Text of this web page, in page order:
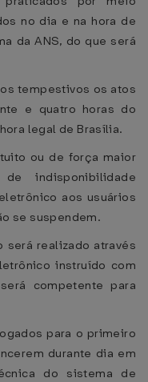
no dia e na hora de
da ANS, do que será
tempestivos os atos
e quatro horas do
legal de Brasília.
ou de força maior
indisponibilidade
aos usuários
se suspendem.
será realizado através
instruído com
competente para
para o primeiro
durante dia em
do sistema de